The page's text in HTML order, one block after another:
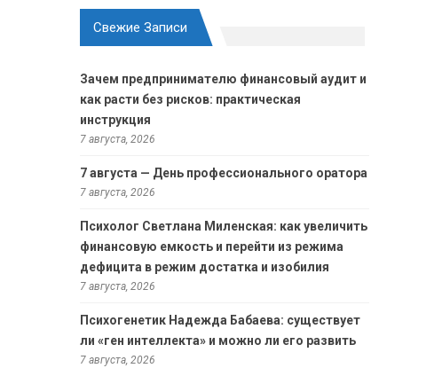
Свежие Записи
Зачем предпринимателю финансовый аудит и
как расти без рисков: практическая
инструкция
7 августа, 2026
7 августа — День профессионального оратора
7 августа, 2026
Психолог Светлана Миленская: как увеличить
финансовую емкость и перейти из режима
дефицита в режим достатка и изобилия
7 августа, 2026
Психогенетик Надежда Бабаева: существует
ли «ген интеллекта» и можно ли его развить
7 августа, 2026